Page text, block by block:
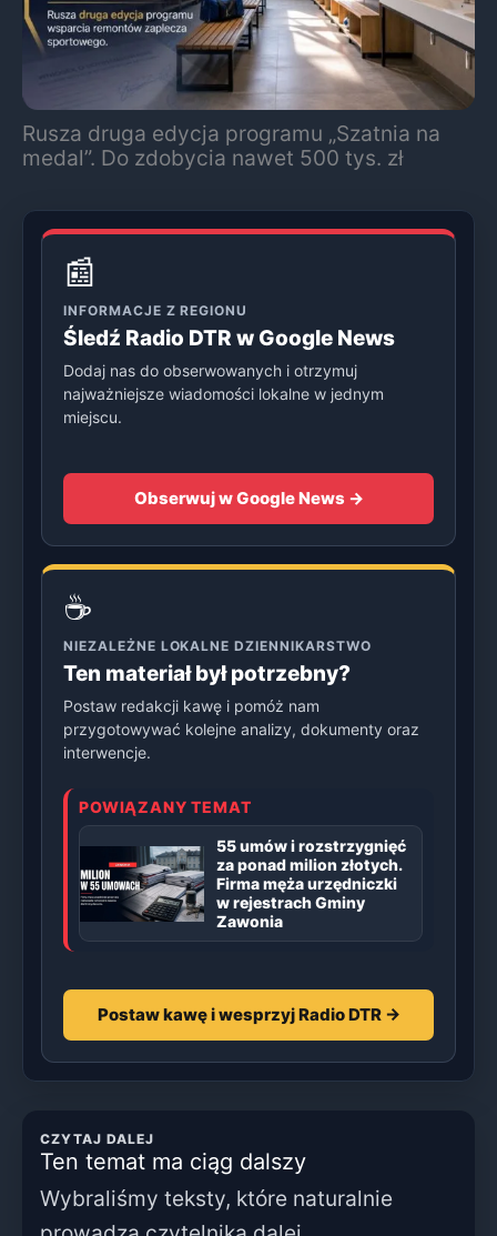
Rusza druga edycja programu „Szatnia na
medal”. Do zdobycia nawet 500 tys. zł
📰
INFORMACJE Z REGIONU
Śledź Radio DTR w Google News
Dodaj nas do obserwowanych i otrzymuj
najważniejsze wiadomości lokalne w jednym
miejscu.
Obserwuj w Google News →
☕
NIEZALEŻNE LOKALNE DZIENNIKARSTWO
Ten materiał był potrzebny?
Postaw redakcji kawę i pomóż nam
przygotowywać kolejne analizy, dokumenty oraz
interwencje.
POWIĄZANY TEMAT
55 umów i rozstrzygnięć
za ponad milion złotych.
Firma męża urzędniczki
w rejestrach Gminy
Zawonia
Postaw kawę i wesprzyj Radio DTR →
CZYTAJ DALEJ
Ten temat ma ciąg dalszy
Wybraliśmy teksty, które naturalnie